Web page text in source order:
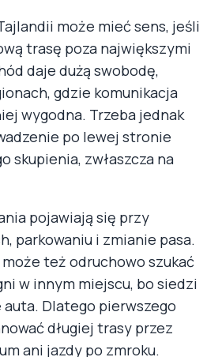
może mieć sens, jeśli
trasę poza największymi
daje dużą swobodę,
gdzie komunikacja
wygodna. Trzeba jednak
po lewej stronie
skupienia, zwłaszcza na
pojawiają się przy
parkowaniu i zmianie pasa.
też odruchowo szukać
w innym miejscu, bo siedzi
Dlatego pierwszego
długiej trasy przez
ani jazdy po zmroku.